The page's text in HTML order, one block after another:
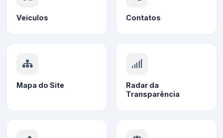
Veículos Contatos
Mapa do Site
Radar da
Transparência